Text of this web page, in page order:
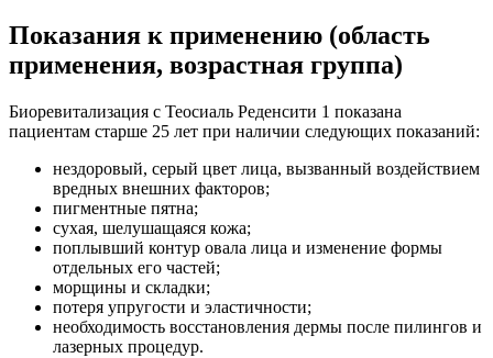
Показания к применению (область
применения, возрастная группа)
Биоревитализация с Теосиаль Реденсити 1 показана
пациентам старше 25 лет при наличии следующих показаний:
нездоровый, серый цвет лица, вызванный воздействием
вредных внешних факторов;
пигментные пятна;
сухая, шелушащаяся кожа;
поплывший контур овала лица и изменение формы
отдельных его частей;
морщины и складки;
потеря упругости и эластичности;
необходимость восстановления дермы после пилингов и
лазерных процедур.